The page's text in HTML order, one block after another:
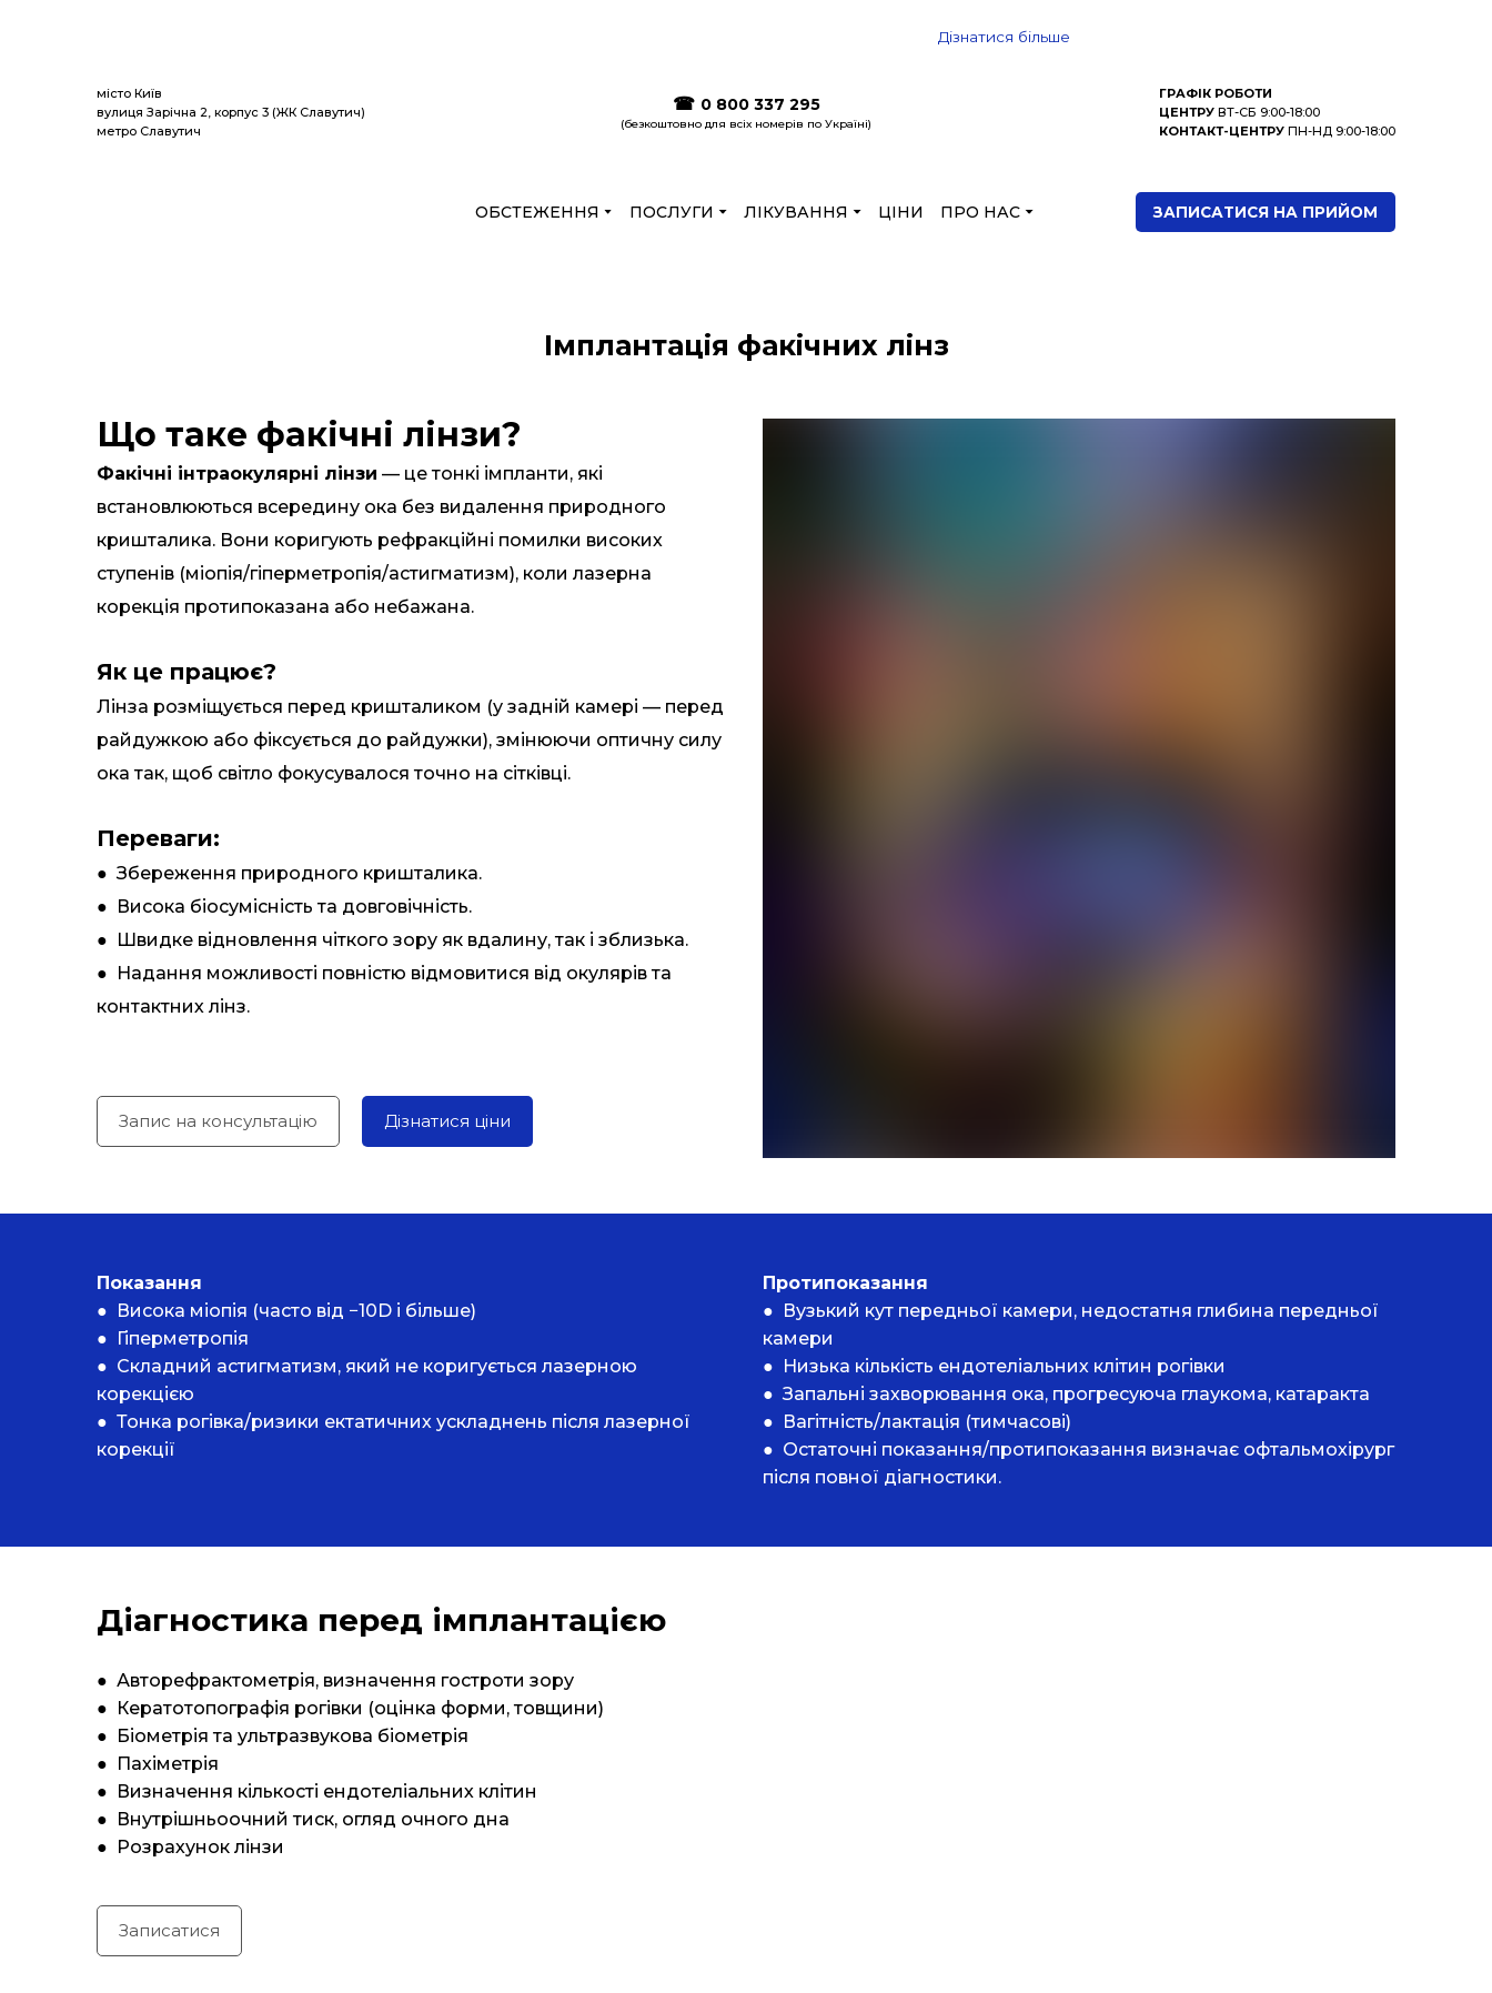
Дізнатися більше
місто Київ
вулиця Зарічна 2, корпус 3 (ЖК Славутич)
метро Славутич
☎ 0 800 337 295
(безкоштовно для всіх номерів по Україні)
ГРАФІК РОБОТИ
ЦЕНТРУ ВТ-СБ 9:00-18:00
КОНТАКТ-ЦЕНТРУ ПН-НД 9:00-18:00
ОБСТЕЖЕННЯ ПОСЛУГИ ЛІКУВАННЯ ЦІНИ ПРО НАС ЗАПИСАТИСЯ НА ПРИЙОМ
Імплантація факічних лінз
Що таке факічні лінзи?
Факічні інтраокулярні лінзи — це тонкі імпланти, які
встановлюються всередину ока без видалення природного
кришталика. Вони коригують рефракційні помилки високих
ступенів (міопія/гіперметропія/астигматизм), коли лазерна
корекція протипоказана або небажана.
Як це працює?
Лінза розміщується перед кришталиком (у задній камері — перед
райдужкою або фіксується до райдужки), змінюючи оптичну силу
ока так, щоб світло фокусувалося точно на сітківці.
Переваги:
● Збереження природного кришталика.
● Висока біосумісність та довговічність.
● Швидке відновлення чіткого зору як вдалину, так і зблизька.
● Надання можливості повністю відмовитися від окулярів та
контактних лінз.
Запис на консультацію Дізнатися ціни
Показання
● Висока міопія (часто від −10D і більше)
● Гіперметропія
● Складний астигматизм, який не коригується лазерною
корекцією
● Тонка рогівка/ризики ектатичних ускладнень після лазерної
корекції
Протипоказання
● Вузький кут передньої камери, недостатня глибина передньої
камери
● Низька кількість ендотеліальних клітин рогівки
● Запальні захворювання ока, прогресуюча глаукома, катаракта
● Вагітність/лактація (тимчасові)
● Остаточні показання/протипоказання визначає офтальмохірург
після повної діагностики.
Діагностика перед імплантацією
● Авторефрактометрія, визначення гостроти зору
● Кератотопографія рогівки (оцінка форми, товщини)
● Біометрія та ультразвукова біометрія
● Пахіметрія
● Визначення кількості ендотеліальних клітин
● Внутрішньоочний тиск, огляд очного дна
● Розрахунок лінзи
Записатися